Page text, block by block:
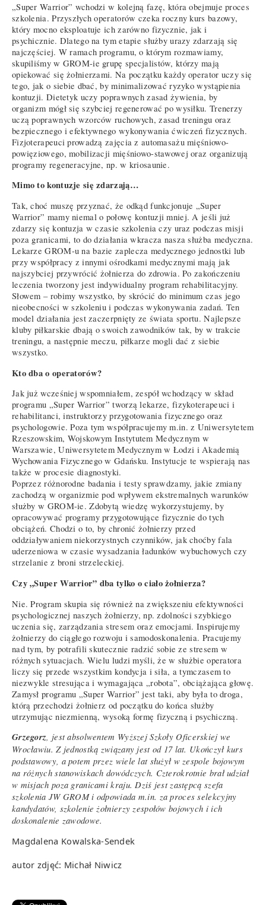
„Super Warrior” wchodzi w kolejną fazę, która obejmuje proces
szkolenia. Przyszłych operatorów czeka roczny kurs bazowy,
który mocno eksploatuje ich zarówno fizycznie, jak i
psychicznie. Dlatego na tym etapie służby urazy zdarzają się
najczęściej. W ramach programu, o którym rozmawiamy,
skupiliśmy w GROM-ie grupę specjalistów, którzy mają
opiekować się żołnierzami. Na początku każdy operator uczy się
tego, jak o siebie dbać, by minimalizować ryzyko wystąpienia
kontuzji. Dietetyk uczy poprawnych zasad żywienia, by
organizm mógł się szybciej regenerować po wysiłku. Trenerzy
uczą poprawnych wzorców ruchowych, zasad treningu oraz
bezpiecznego i efektywnego wykonywania ćwiczeń fizycznych.
Fizjoterapeuci prowadzą zajęcia z automasażu mięśniowo-
powięziowego, mobilizacji mięśniowo-stawowej oraz organizują
programy regeneracyjne, np. w kriosaunie.
Mimo to kontuzje się zdarzają…
Tak, choć muszę przyznać, że odkąd funkcjonuje „Super
Warrior” mamy niemal o połowę kontuzji mniej. A jeśli już
zdarzy się kontuzja w czasie szkolenia czy uraz podczas misji
poza granicami, to do działania wkracza nasza służba medyczna.
Lekarze GROM-u na bazie zaplecza medycznego jednostki lub
przy współpracy z innymi ośrodkami medycznymi mają jak
najszybciej przywrócić żołnierza do zdrowia. Po zakończeniu
leczenia tworzony jest indywidualny program rehabilitacyjny.
Słowem – robimy wszystko, by skrócić do minimum czas jego
nieobecności w szkoleniu i podczas wykonywania zadań. Ten
model działania jest zaczerpnięty ze świata sportu. Najlepsze
kluby piłkarskie dbają o swoich zawodników tak, by w trakcie
treningu, a następnie meczu, piłkarze mogli dać z siebie
wszystko.
Kto dba o operatorów?
Jak już wcześniej wspomniałem, zespół wchodzący w skład
programu „Super Warrior” tworzą lekarze, fizykoterapeuci i
rehabilitanci, instruktorzy przygotowania fizycznego oraz
psychologowie. Poza tym współpracujemy m.in. z Uniwersytetem
Rzeszowskim, Wojskowym Instytutem Medycznym w
Warszawie, Uniwersytetem Medycznym w Łodzi i Akademią
Wychowania Fizycznego w Gdańsku. Instytucje te wspierają nas
także w procesie diagnostyki.
Poprzez różnorodne badania i testy sprawdzamy, jakie zmiany
zachodzą w organizmie pod wpływem ekstremalnych warunków
służby w GROM-ie. Zdobytą wiedzę wykorzystujemy, by
opracowywać programy przygotowujące fizycznie do tych
obciążeń. Chodzi o to, by chronić żołnierzy przed
oddziaływaniem niekorzystnych czynników, jak choćby fala
uderzeniowa w czasie wysadzania ładunków wybuchowych czy
strzelanie z broni strzeleckiej.
Czy „Super Warrior” dba tylko o ciało żołnierza?
Nie. Program skupia się również na zwiększeniu efektywności
psychologicznej naszych żołnierzy, np. zdolności szybkiego
uczenia się, zarządzania stresem oraz emocjami. Inspirujemy
żołnierzy do ciągłego rozwoju i samodoskonalenia. Pracujemy
nad tym, by potrafili skutecznie radzić sobie ze stresem w
różnych sytuacjach. Wielu ludzi myśli, że w służbie operatora
liczy się przede wszystkim kondycja i siła, a tymczasem to
niezwykle stresująca i wymagająca „robota”, obciążająca głowę.
Zamysł programu „Super Warrior” jest taki, aby była to droga,
którą przechodzi żołnierz od początku do końca służby
utrzymując niezmienną, wysoką formę fizyczną i psychiczną.
Grzegorz, jest absolwentem Wyższej Szkoły Oficerskiej we
Wrocławiu. Z jednostką związany jest od 17 lat. Ukończył kurs
podstawowy, a potem przez wiele lat służył w zespole bojowym
na różnych stanowiskach dowódczych. Czterokrotnie brał udział
w misjach poza granicami kraju. Dziś jest zastępcą szefa
szkolenia JW GROM i odpowiada m.in. za proces selekcyjny
kandydatów, szkolenie żołnierzy zespołów bojowych i ich
doskonalenie zawodowe.
Magdalena Kowalska-Sendek
autor zdjęć: Michał Niwicz